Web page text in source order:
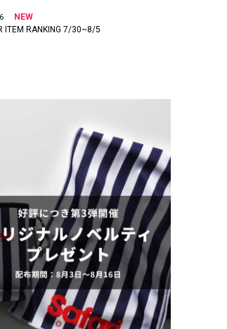
NEW
ITEM RANKING 7/30~8/5